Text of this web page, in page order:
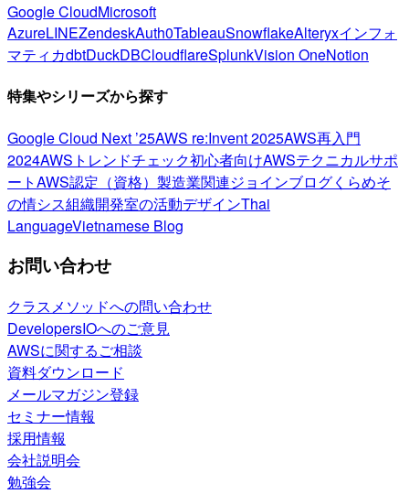
Google CloudMicrosoft
AzureLINEZendeskAuth0TableauSnowflakeAlteryxインフォ
マティカdbtDuckDBCloudflareSplunkVision OneNotion
特集やシリーズから探す
Google Cloud Next ’25AWS re:Invent 2025AWS再入門
2024AWSトレンドチェック初心者向けAWSテクニカルサポ
ートAWS認定（資格） 製造業関連ジョインブログくらめそ
の情シス組織開発室の活動デザインThai
LanguageVietnamese Blog
お問い合わせ
クラスメソッドへの問い合わせ
DevelopersIOへのご意見
AWSに関するご相談
資料ダウンロード
メールマガジン登録
セミナー情報
採用情報
会社説明会
勉強会